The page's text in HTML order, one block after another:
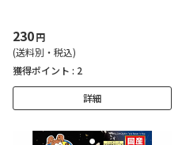
230円
(送料別・税込)
獲得ポイント : 2
詳細